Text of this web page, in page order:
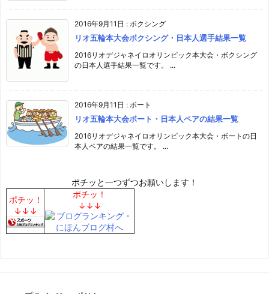
2016年9月11日 : ボクシング
リオ五輪本大会ボクシング・日本人選手結果一覧
2016リオデジャネイロオリンピック本大会・ボクシング
の日本人選手結果一覧です。 ...
2016年9月11日 : ボート
リオ五輪本大会ボート・日本人ペアの結果一覧
2016リオデジャネイロオリンピック本大会・ボートの日
本人ペアの結果一覧です。 ...
ポチッと一つずつお願いします！
ポチッ！
↓↓↓
ポチッ！
↓↓↓